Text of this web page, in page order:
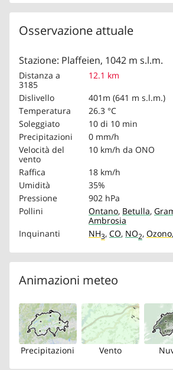
Osservazione attuale
Stazione: Plaffeien, 1042 m s.l.m.
Distanza a
3185
12.1 km
Dislivello
401m (641 m s.l.m.)
Temperatura
26.3 °C
Soleggiato
10 di 10 min
Precipitazioni
0 mm/h
Velocità del
vento
10 km/h da ONO
Raffica
18 km/h
Umidità
35%
Pressione
902 hPa
Pollini
Ontano, Betulla,
Ambrosia
Inquinanti
NH3, CO, NO2, Ozono,
Animazioni meteo
Precipitazioni Vento